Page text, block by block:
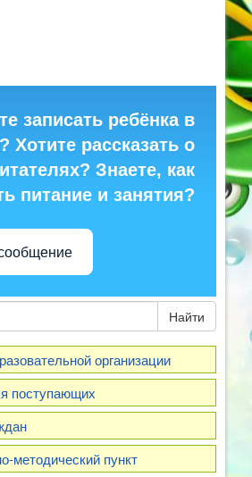
записать ребёнка в
Хотите рассказать о
Знаете, как
питание и занятия?
Найти
организации
поступающих
методический пункт